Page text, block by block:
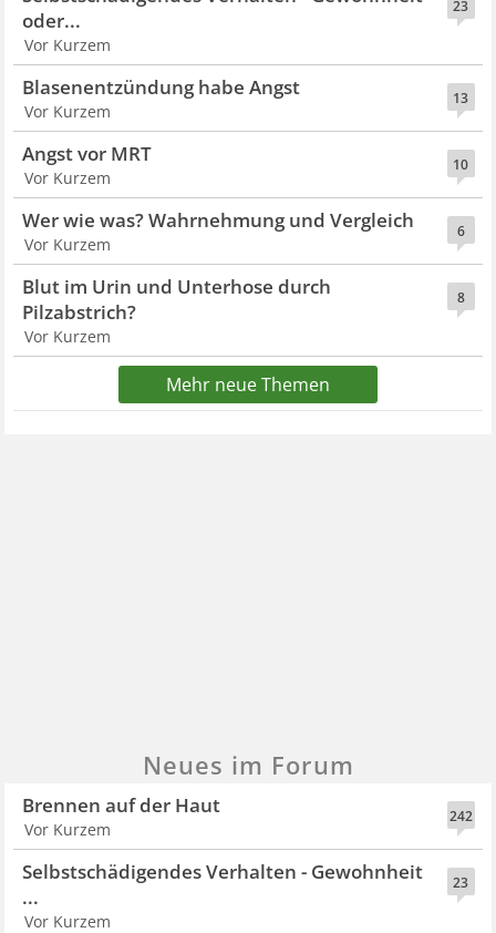
23
oder...
Vor Kurzem
13
Blasenentzündung habe Angst
Vor Kurzem
10
Angst vor MRT
Vor Kurzem
6
Wer wie was? Wahrnehmung und Vergleich
Vor Kurzem
8
Blut im Urin und Unterhose durch
Pilzabstrich?
Vor Kurzem
Mehr neue Themen
Neues im Forum
242
Brennen auf der Haut
Vor Kurzem
23
Selbstschädigendes Verhalten - Gewohnheit
...
Vor Kurzem